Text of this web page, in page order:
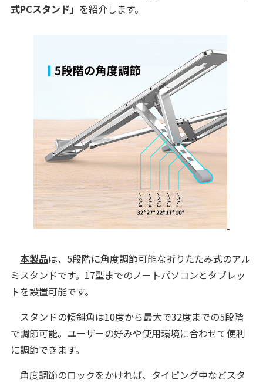
式PCスタンド 」を紹介します。
本製品は、5段階に角度調節可能な折りたたみ式のアル
ミスタンドです。17型までのノートパソコンとタブレッ
トを設置可能です。
スタンドの傾斜角は10度から最大で32度までの5段階
で調節可能。ユーザーの好みや使用環境に合わせて便利
に調節できます。
角度調節のロックをかければ、タイピング中などスタ